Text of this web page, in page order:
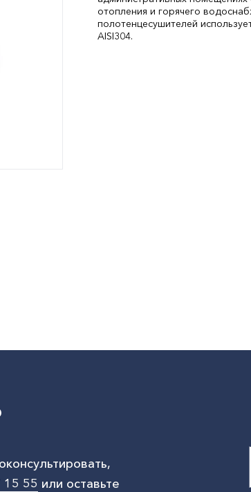
отопления и горячего
полотенцесушителей
AISI304.
15 55 или оставьте